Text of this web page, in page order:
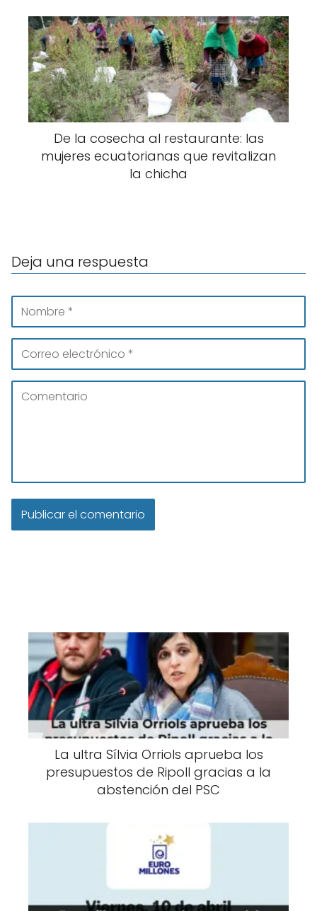
De la cosecha al restaurante: las
mujeres ecuatorianas que revitalizan
la chicha
Deja una respuesta
La ultra Sílvia Orriols aprueba los
presupuestos de Ripoll gracias a la
abstención del PSC